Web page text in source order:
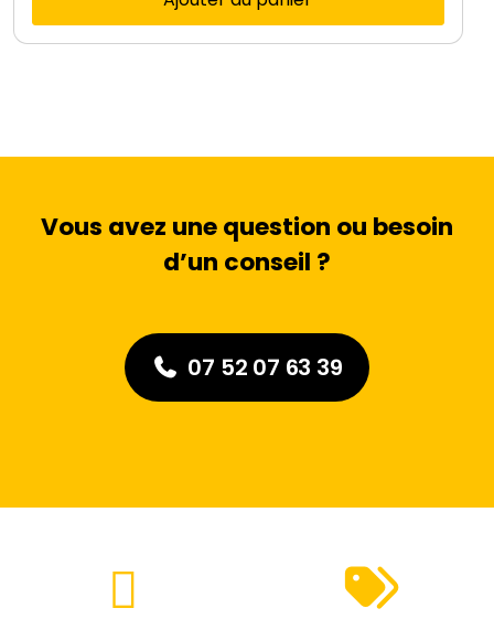
Vous avez une question ou besoin
d’un conseil ?
07 52 07 63 39